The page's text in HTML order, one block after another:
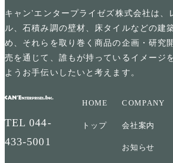
キャン'エンタープライゼズ株式会社は、
ル、石積み調の壁材、床タイルなどの建
め、それらを取り巻く商品の企画・研究
売を通じて、誰もが持っているイメージ
ようお手伝いしたいと考えます。
TEL044-
433-5001
HOME
トップ
COMPANY
会社案内
お知らせ